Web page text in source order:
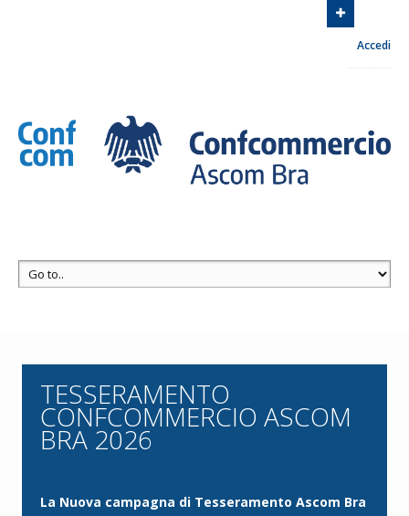
Via EuclideAccedi
TESSERAMENTO
CONFCOMMERCIO ASCOM
BRA 2026
La Nuova campagna di Tesseramento Ascom Bra